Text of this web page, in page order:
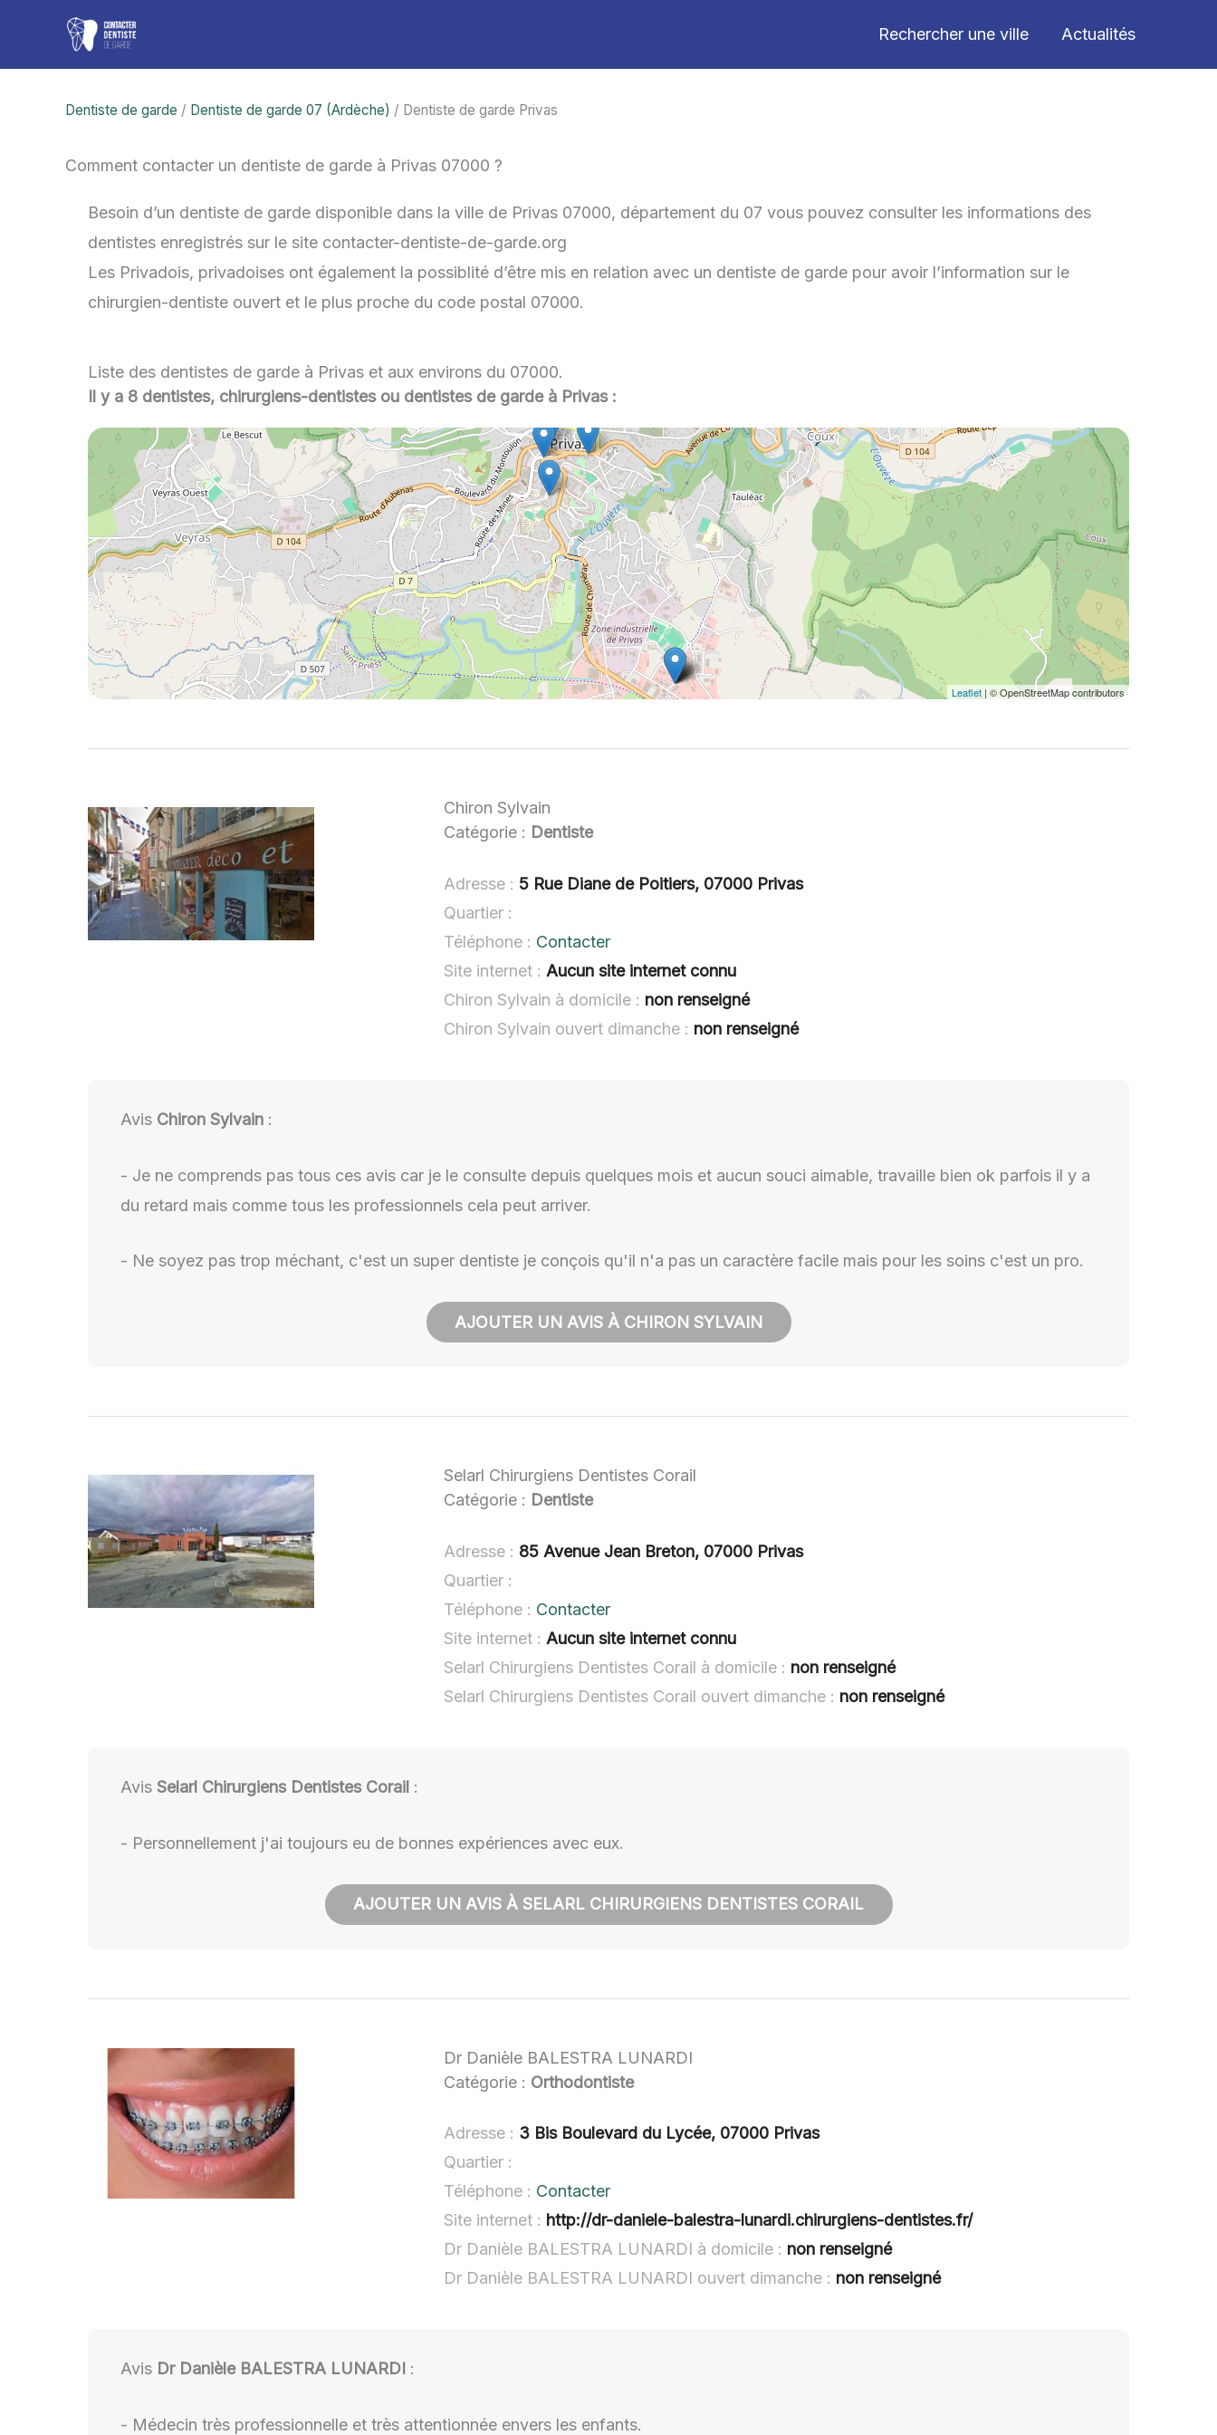
contenu
Rechercher une ville Actualités
Dentiste de garde / Dentiste de garde 07 (Ardèche) / Dentiste de garde Privas
Comment contacter un dentiste de garde à Privas 07000 ?
Besoin d’un dentiste de garde disponible dans la ville de Privas 07000, département du 07 vous pouvez consulter les informations des
dentistes enregistrés sur le site contacter-dentiste-de-garde.org
Les Privadois, privadoises ont également la possiblité d’être mis en relation avec un dentiste de garde pour avoir l’information sur le
chirurgien-dentiste ouvert et le plus proche du code postal 07000.
Liste des dentistes de garde à Privas et aux environs du 07000.
Il y a 8 dentistes, chirurgiens-dentistes ou dentistes de garde à Privas :
Leaflet | © OpenStreetMap contributors
Chiron Sylvain
Catégorie : Dentiste
Adresse : 5 Rue Diane de Poitiers, 07000 Privas
Quartier :
Téléphone : Contacter
Site internet : Aucun site internet connu
Chiron Sylvain à domicile : non renseigné
Chiron Sylvain ouvert dimanche : non renseigné
Avis Chiron Sylvain :
- Je ne comprends pas tous ces avis car je le consulte depuis quelques mois et aucun souci aimable, travaille bien ok parfois il y a
du retard mais comme tous les professionnels cela peut arriver.
- Ne soyez pas trop méchant, c'est un super dentiste je conçois qu'il n'a pas un caractère facile mais pour les soins c'est un pro.
AJOUTER UN AVIS À CHIRON SYLVAIN
Selarl Chirurgiens Dentistes Corail
Catégorie : Dentiste
Adresse : 85 Avenue Jean Breton, 07000 Privas
Quartier :
Téléphone : Contacter
Site internet : Aucun site internet connu
Selarl Chirurgiens Dentistes Corail à domicile : non renseigné
Selarl Chirurgiens Dentistes Corail ouvert dimanche : non renseigné
Avis Selarl Chirurgiens Dentistes Corail :
- Personnellement j'ai toujours eu de bonnes expériences avec eux.
AJOUTER UN AVIS À SELARL CHIRURGIENS DENTISTES CORAIL
Dr Danièle BALESTRA LUNARDI
Catégorie : Orthodontiste
Adresse : 3 Bis Boulevard du Lycée, 07000 Privas
Quartier :
Téléphone : Contacter
Site internet : http://dr-daniele-balestra-lunardi.chirurgiens-dentistes.fr/
Dr Danièle BALESTRA LUNARDI à domicile : non renseigné
Dr Danièle BALESTRA LUNARDI ouvert dimanche : non renseigné
Avis Dr Danièle BALESTRA LUNARDI :
- Médecin très professionnelle et très attentionnée envers les enfants.